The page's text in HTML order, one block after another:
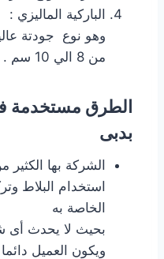
الباركية الماليزي :
وهو نوع جودتة
من 8 الي 10 سم .
الطرق مستخدمة
بدبى
الشركة بها الكثير
استخدام البلاط
الخاصة به
بحيث لا يحدث أى
ويكون العميل